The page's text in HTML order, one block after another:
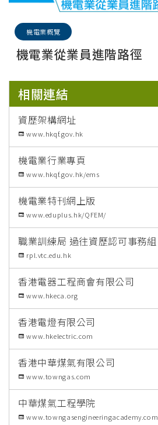
機電業概覽
機電業從業員進階路徑
相關連結
資歷架構網址
www.hkqf.gov.hk
機電業行業專頁
www.hkqf.gov.hk/ems
機電業特刊網上版
www.eduplus.hk/QFEM/
職業訓練局 過往資歷認可事務組
rpl.vtc.edu.hk
香港電器工程商會有限公司
www.hkeca.org
香港電燈有限公司
www.hkelectric.com
香港中華煤氣有限公司
www.towngas.com
中華煤氣工程學院
www.towngasengineeringacademy.com